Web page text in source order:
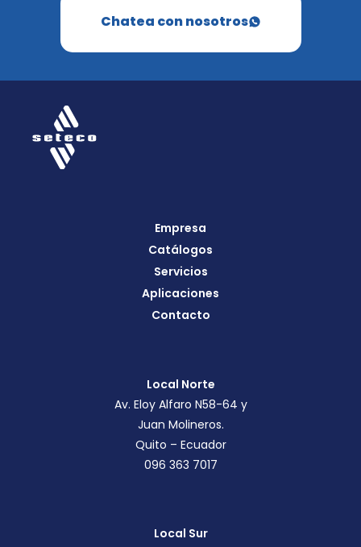
Chatea con nosotros
Empresa
Catálogos
Servicios
Aplicaciones
Contacto
Local Norte
Av. Eloy Alfaro N58-64 y
Juan Molineros.
Quito – Ecuador
096 363 7017
Local Sur